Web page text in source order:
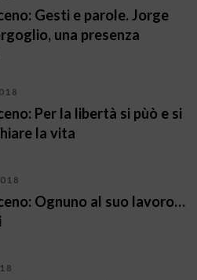
Gesti e parole. Jorge
una presenza
Per la libertà si pùò e si
la vita
Ognuno al suo lavoro…